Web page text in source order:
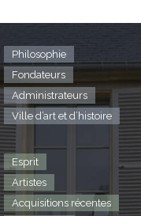
Philosophie
Fondateurs
Administrateurs
Ville d’art et d’histoire
Esprit
Artistes
Acquisitions récentes